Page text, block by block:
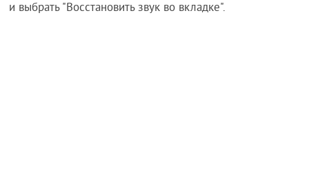
и выбрать "Восстановить звук во вкладке".